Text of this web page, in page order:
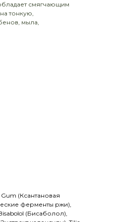
смягчающим
тонкую,
мыла,
(Ксантановая
ферменты ржи),
(Бисаболол),